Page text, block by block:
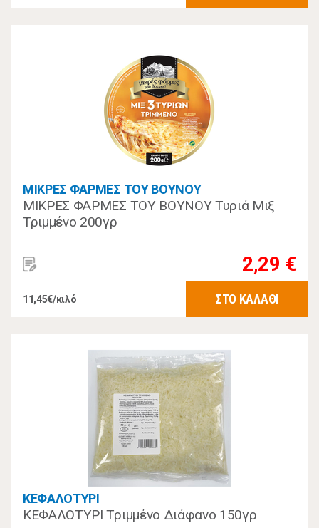
ΜΙΚΡΕΣ ΦΑΡΜΕΣ ΤΟΥ ΒΟΥΝΟΥ
ΜΙΚΡΕΣ ΦΑΡΜΕΣ ΤΟΥ ΒΟΥΝΟΥ Τυριά Μιξ
Τριμμένο 200γρ
2,29 €
11,45€/κιλό ΣΤΟ ΚΑΛΑΘΙ
ΚΕΦΑΛΟΤΥΡΙ
ΚΕΦΑΛΟΤΥΡΙ Τριμμένο Διάφανο 150γρ